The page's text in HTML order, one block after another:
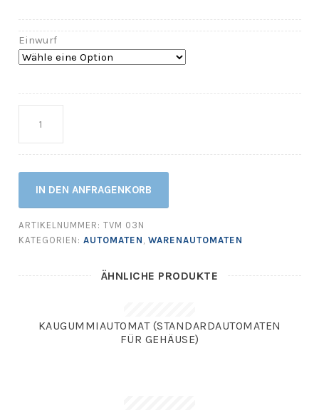
Einwurf
IN DEN ANFRAGENKORB
ARTIKELNUMMER: TVM 03N
KATEGORIEN: AUTOMATEN WARENAUTOMATEN
ÄHNLICHE PRODUKTE
KAUGUMMIAUTOMAT (STANDARDAUTOMATEN
FÜR GEHÄUSE)